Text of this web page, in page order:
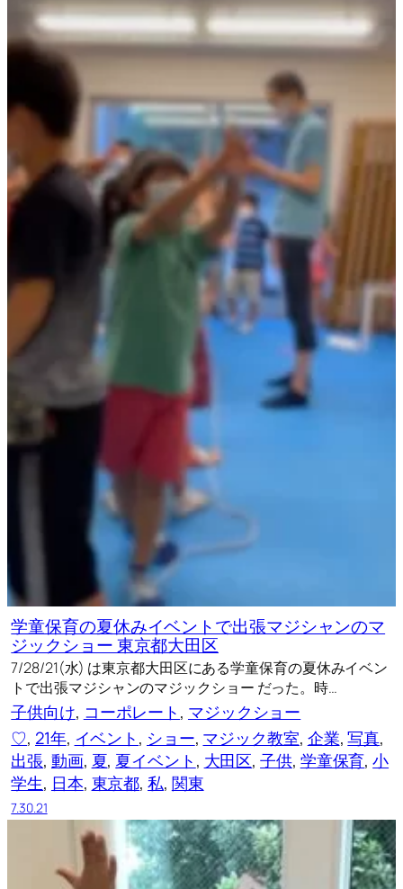
学童保育の夏休みイベントで出張マジシャンのマ
ジックショー 東京都大田区
7/28/21(水) は東京都大田区にある学童保育の夏休みイベン
トで出張マジシャンのマジックショー だった。時…
子供向け, コーポレート, マジックショー
♡, 21年, イベント, ショー, マジック教室, 企業, 写真
出張, 動画, 夏, 夏イベント, 大田区, 子供, 学童保育, 小
学生, 日本, 東京都, 私, 関東
7.30.21